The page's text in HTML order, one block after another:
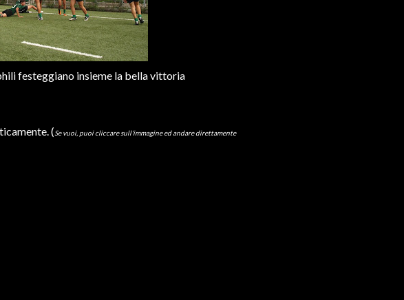
festeggiano insieme la bella vittoria
(Se vuoi, puoi cliccare sull'immagine ed andare direttamente